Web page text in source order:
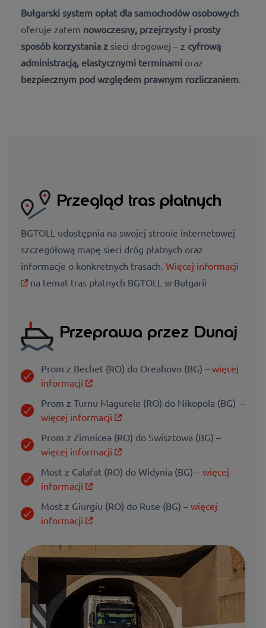
Bułgarski system opłat dla samochodów osobowych
oferuje zatem nowoczesny, przejrzysty i prosty
sposób korzystania z sieci drogowej – z cyfrową
administracją, elastycznymi terminami oraz
bezpiecznym pod względem prawnym rozliczaniem
Przegląd tras płatnych
BGTOLL udostępnia na swojej stronie internetowej
szczegółową mapę sieci dróg płatnych oraz
informacje o konkretnych trasach. Więcej informacji
na temat tras płatnych BGTOLL w Bułgarii
Przeprawa przez Dunaj
Prom z Bechet (RO) do Oreahovo (BG) – więcej
informacji
Prom z Turnu Magurele (RO) do Nikopola (BG) –
więcej informacji
Prom z Zimnicea (RO) do Swisztowa (BG) –
więcej informacji
Most z Calafat (RO) do Widynia (BG) – więcej
informacji
Most z Giurgiu (RO) do Ruse (BG) – więcej
informacji